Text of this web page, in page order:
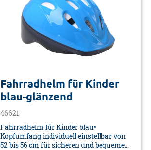
Fahrradhelm für Kinder
blau-glänzend
46621
Fahrradhelm für Kinder blau•
Kopfumfang individuell einstellbar von
52 bis 56 cm für sicheren und bequemen